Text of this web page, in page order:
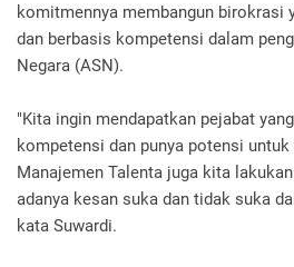
komitmennya membangun birokrasi
dan berbasis kompetensi dalam
Negara (ASN).
"Kita ingin mendapatkan pejabat
kompetensi dan punya potensi
Manajemen Talenta juga kita
adanya kesan suka dan tidak suka
kata Suwardi.